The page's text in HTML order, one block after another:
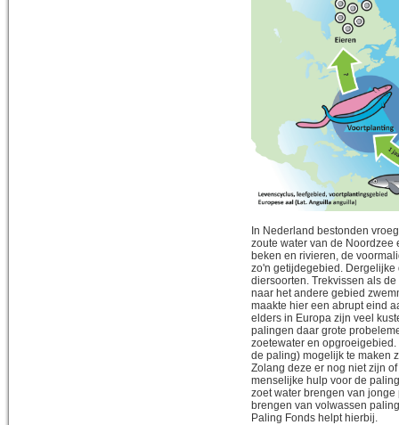
In Nederland bestonden
zoute water van de Noordzee
beken en rivieren, de
zo'n getijdegebied.
diersoorten. Trekvissen als
naar het andere gebied
maakte hier een abrupt eind
elders in Europa zijn veel
palingen daar grote
zoetewater en
de paling) mogelijk te maken
Zolang deze er nog niet zijn
menselijke hulp voor de
zoet water brengen van
brengen van volwassen
Paling Fonds helpt hierbij.